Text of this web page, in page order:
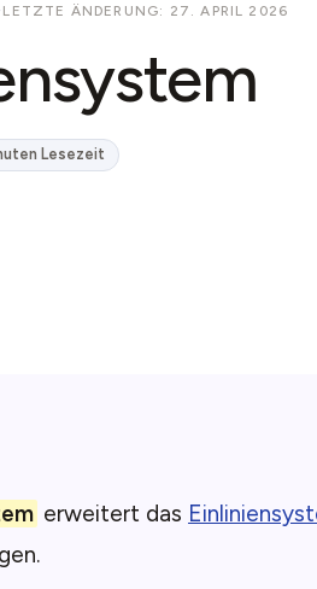
LETZTE ÄNDERUNG: 27. APRIL 2026
Lesezeit
erweitert das